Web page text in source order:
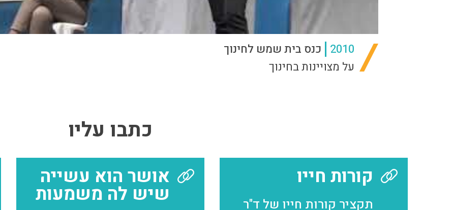
2010 כנס בית שמש לחינוך
על מצויינות בחינוך
כתבו עליו
קורות חייו
תקציר קורות חייו של ד"ר
אושר הוא עשייה
שיש לה משמעות